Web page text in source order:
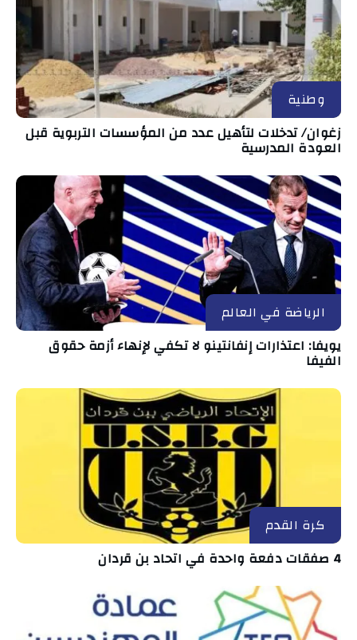
وطنية
زغوان/ تدخلات لتأهيل عدد من المؤسسات التربوية قبل
العودة المدرسية
الرياضة في العالم
يويفا: اعتذارات إنفانتينو لا تكفي لإنهاء أزمة حقوق
الفيفا
كرة القدم
4 صفقات دفعة واحدة في اتحاد بن قردان